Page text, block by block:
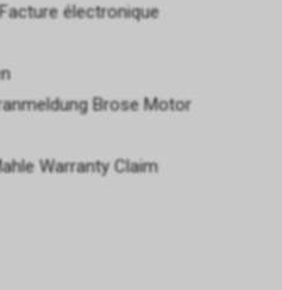
électronique
Brose Motor
Warranty Claim